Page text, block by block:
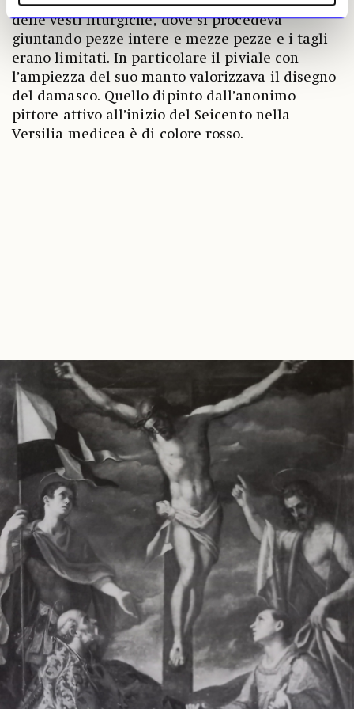
delle vesti liturgiche, dove si procedeva
giuntando pezze intere e mezze pezze e i tagli
erano limitati. In particolare il piviale con
l’ampiezza del suo manto valorizzava il disegno
del damasco. Quello dipinto dall’anonimo
pittore attivo all’inizio del Seicento nella
Versilia medicea è di colore rosso.